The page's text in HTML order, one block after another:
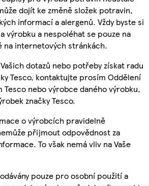
dojít ke změně složek potravin,
informací a alergenů. Vždy byste si
výrobku a nespoléhat se pouze na
na internetových stránkách.
dotazů nebo potřeby získat radu
Tesco, kontaktujte prosím Oddělení
Tesco nebo výrobce daného výrobku,
značky Tesco.
o výrobcích pravidelně
přijmout odpovědnost za
To však nemá vliv na Vaše
pouze pro osobní použití a